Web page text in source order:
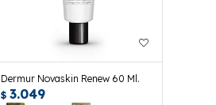
Dermur Novaskin Renew 60 Ml.
$ 3.049